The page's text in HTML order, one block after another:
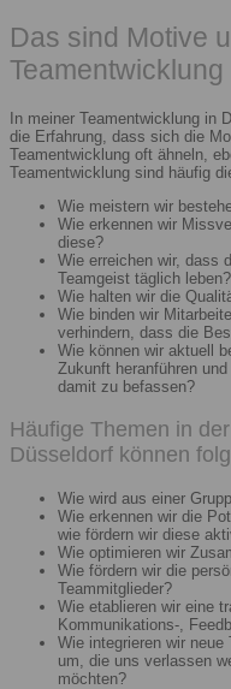
Das sind Motive
In meiner Teamentwicklung in
die Erfahrung, dass sich die
Teamentwicklung oft ähneln,
Teamentwicklung sind häufig
Wie meistern wir
Wie erkennen wir
diese?
Wie erreichen wir, dass
Teamgeist täglich leben?
Wie halten wir die
Wie binden wir
verhindern, dass die
Wie können wir aktuell
Zukunft heranführen
damit zu befassen?
Häufige Themen in
Düsseldorf können
Wie wird aus einer
Wie erkennen wir die
wie fördern wir diese
Wie optimieren wir
Wie fördern wir die
Teammitglieder?
Wie etablieren wir eine
Kommunikations-,
Wie integrieren wir
um, die uns verlassen
möchten?